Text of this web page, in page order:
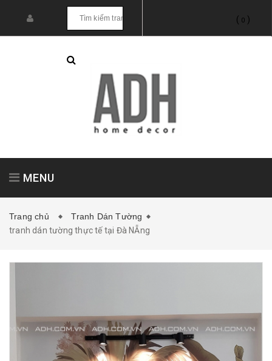
( 0 )
MENU
Tranh treo tường Tranh dán tường
Mua File Tranh Tranh Thực Tế
Trang chủ
Tranh Dán Tường
tranh dán tường thực tế tại Đà NẴng